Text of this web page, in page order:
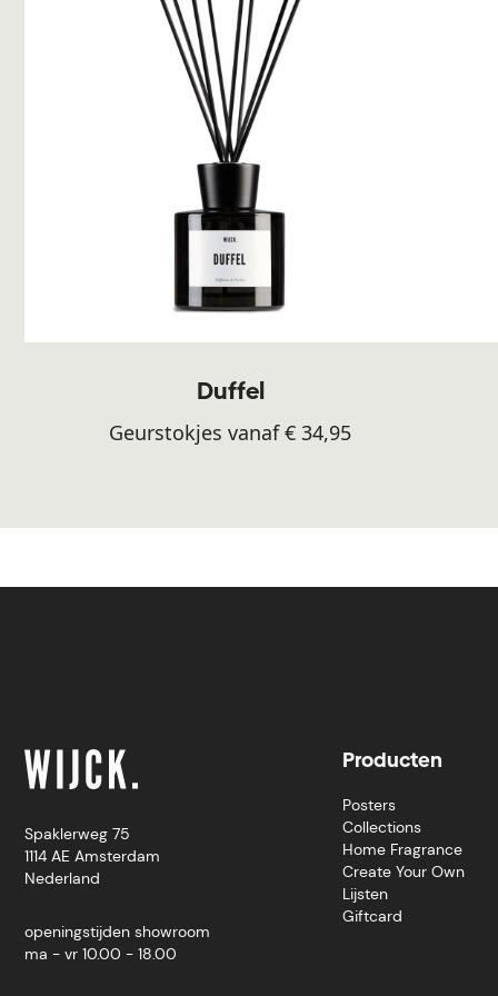
Duffel
Geurstokjes vanaf € 34,95
Spaklerweg 75
1114 AE Amsterdam
Nederland
openingstijden showroom
ma - vr 10.00 - 18.00
Producten
Posters
Collections
Home Fragrance
Create Your Own
Lijsten
Giftcard